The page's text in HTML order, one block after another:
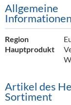
Allgemeine
Informationen
Region
Hauptprodukt
Artikel des
Sortiment